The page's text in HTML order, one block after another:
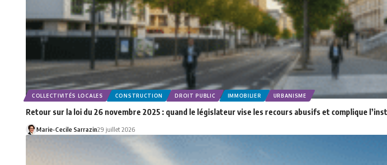
COLLECTIVITÉS LOCALES CONSTRUCTION DROIT PUBLIC IMMOBILIER URBANISME
Retour sur la loi du 26 novembre 2025 : quand le législateur vise les recours abusifs et complique
Marie-Cecile Sarrazin29 juillet 2026